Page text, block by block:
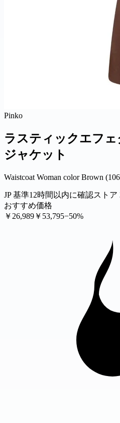
Pinko
ラスティックエフ
ジャケット
Waistcoat Woman color Brown
JP 基準12時間以内に確認ストア
おすすめ価格
￥26,989 ￥53,795−50%